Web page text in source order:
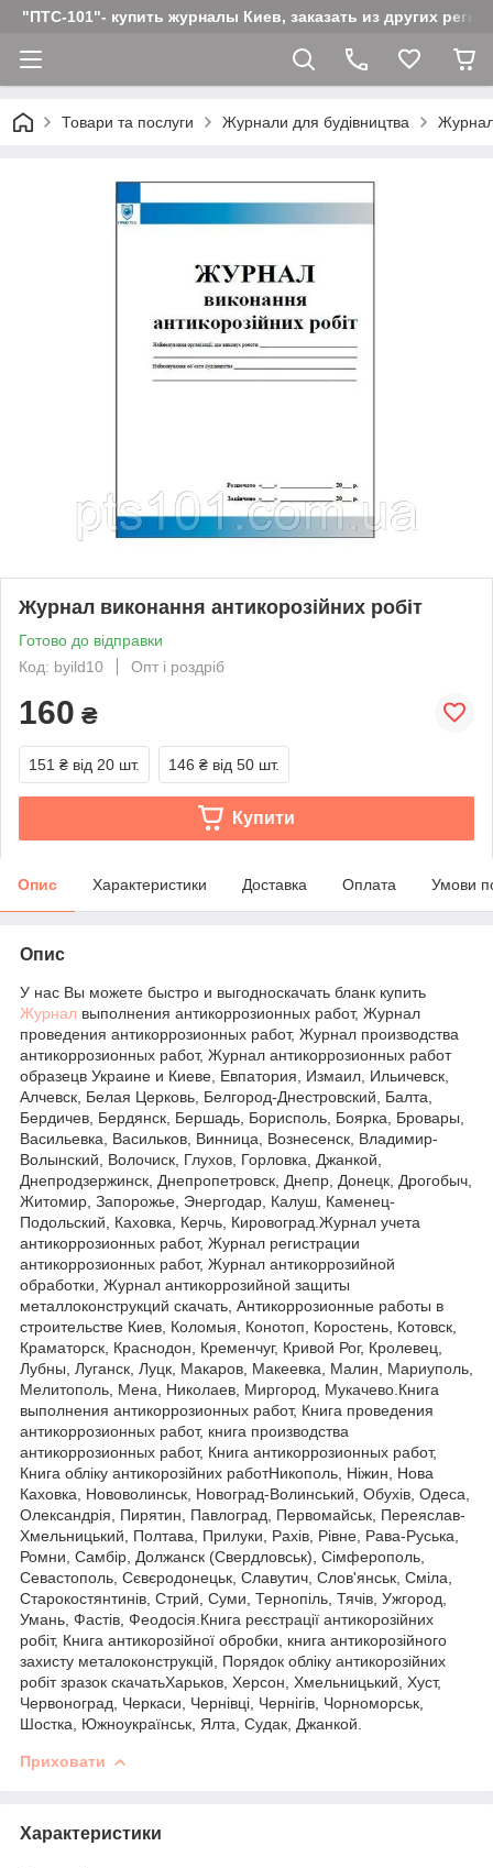
"ПТС-101"- купить журналы Киев, заказать из других
Товари та послуги Журнали для будівництва Журнал
Журнал виконання антикорозійних робіт
Готово до відправки
Код: byild10
Опт і роздріб
160 ₴
151 ₴ від 20 шт. 146 ₴ від 50 шт.
Купити
Опис Характеристики Доставка Оплата Умови
Опис
У нас Вы можете быстро и выгодноскачать бланк купить
Журнал выполнения антикоррозионных работ, Журнал
проведения антикоррозионных работ, Журнал производства
антикоррозионных работ, Журнал антикоррозионных работ
образецв Украине и Киеве, Евпатория, Измаил, Ильичевск,
Алчевск, Белая Церковь, Белгород-Днестровский, Балта,
Бердичев, Бердянск, Бершадь, Борисполь, Боярка, Бровары,
Васильевка, Васильков, Винница, Вознесенск, Владимир-
Волынский, Волочиск, Глухов, Горловка, Джанкой,
Днепродзержинск, Днепропетровск, Днепр, Донецк, Дрогобыч,
Житомир, Запорожье, Энергодар, Калуш, Каменец-
Подольский, Каховка, Керчь, Кировоград.Журнал учета
антикоррозионных работ, Журнал регистрации
антикоррозионных работ, Журнал антикоррозийной
обработки, Журнал антикоррозийной защиты
металлоконструкций скачать, Антикоррозионные работы в
строительстве Киев, Коломыя, Конотоп, Коростень, Котовск,
Краматорск, Краснодон, Кременчуг, Кривой Рог, Кролевец,
Лубны, Луганск, Луцк, Макаров, Макеевка, Малин, Мариуполь,
Мелитополь, Мена, Николаев, Миргород, Мукачево.Книга
выполнения антикоррозионных работ, Книга проведения
антикоррозионных работ, книга производства
антикоррозионных работ, Книга антикоррозионных работ,
Книга обліку антикорозійних работНикополь, Ніжин, Нова
Каховка, Нововолинськ, Новоград-Волинський, Обухів, Одеса,
Олександрія, Пирятин, Павлоград, Первомайськ, Переяслав-
Хмельницький, Полтава, Прилуки, Рахів, Рівне, Рава-Руська,
Ромни, Самбір, Должанск (Свердловськ), Сімферополь,
Севастополь, Сєвєродонецьк, Славутич, Слов'янськ, Сміла,
Старокостянтинів, Стрий, Суми, Тернопіль, Тячів, Ужгород,
Умань, Фастів, Феодосія.Книга реєстрації антикорозійних
робіт, Книга антикорозійної обробки, книга антикорозійного
захисту металоконструкцій, Порядок обліку антикорозійних
робіт зразок скачатьХарьков, Херсон, Хмельницький, Хуст,
Червоноград, Черкаси, Чернівці, Чернігів, Чорноморськ,
Шостка, Южноукраїнськ, Ялта, Судак, Джанкой.
Приховати
Характеристики